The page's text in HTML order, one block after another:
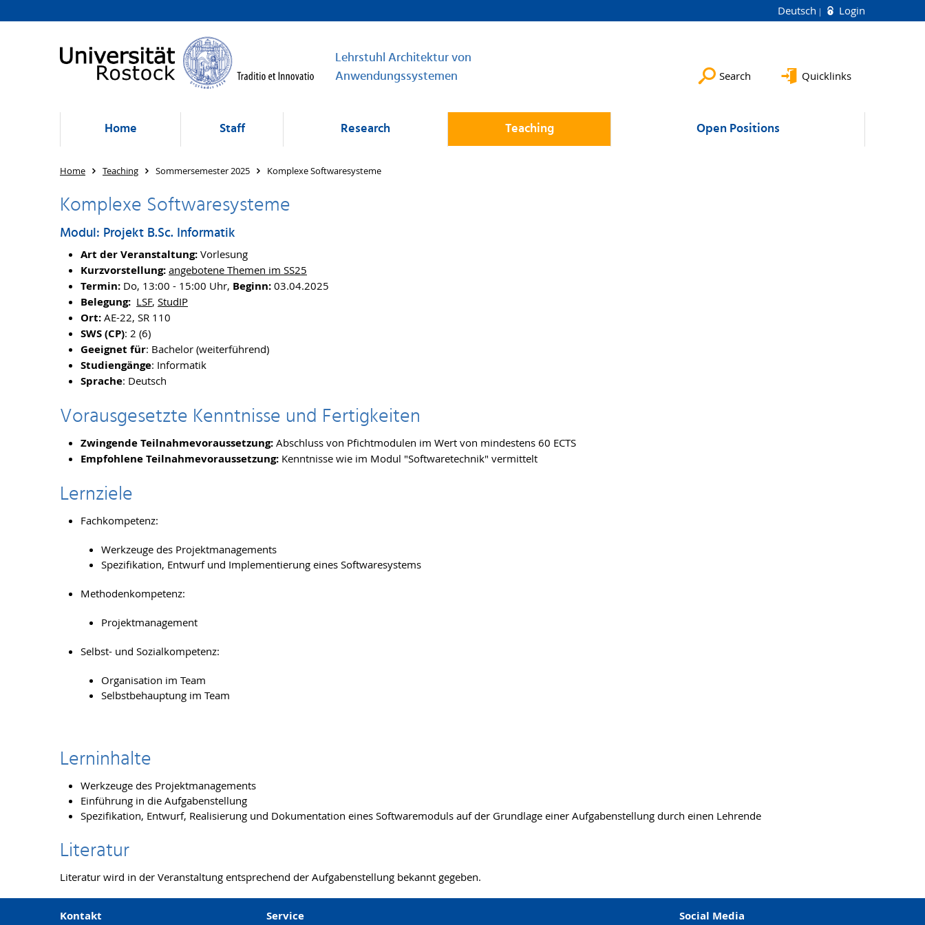
Deutsch Login
Lehrstuhl Architektur von
Anwendungssystemen
Search Quicklinks
Home Staff Research Teaching Open Positions
Home Teaching Sommersemester 2025 Komplexe Softwaresysteme
Komplexe Softwaresysteme
Modul: Projekt B.Sc. Informatik
Art der Veranstaltung: Vorlesung
Kurzvorstellung: angebotene Themen im SS25
Termin: Do, 13:00 - 15:00 Uhr, Beginn: 03.04.2025
Belegung: LSF, StudIP
Ort: AE-22, SR 110
SWS (CP): 2 (6)
Geeignet für: Bachelor (weiterführend)
Studiengänge: Informatik
Sprache: Deutsch
Vorausgesetzte Kenntnisse und Fertigkeiten
Zwingende Teilnahmevoraussetzung: Abschluss von Pfichtmodulen im Wert von mindestens 60 ECTS
Empfohlene Teilnahmevoraussetzung: Kenntnisse wie im Modul "Softwaretechnik" vermittelt
Lernziele
Fachkompetenz:
Werkzeuge des Projektmanagements
Spezifikation, Entwurf und Implementierung eines Softwaresystems
Methodenkompetenz:
Projektmanagement
Selbst- und Sozialkompetenz:
Organisation im Team
Selbstbehauptung im Team
Lerninhalte
Werkzeuge des Projektmanagements
Einführung in die Aufgabenstellung
Spezifikation, Entwurf, Realisierung und Dokumentation eines Softwaremoduls auf der Grundlage einer Aufgabenstellung durch einen Lehrende
Literatur
Literatur wird in der Veranstaltung entsprechend der Aufgabenstellung bekannt gegeben.
Kontakt Service Social Media